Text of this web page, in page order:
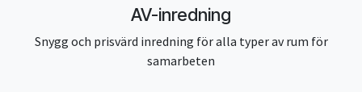
AV-inredning
Snygg och prisvärd inredning för alla typer av rum för
samarbeten